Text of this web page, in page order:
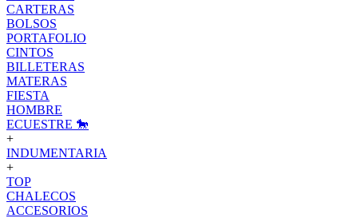
CARTERAS
BOLSOS
PORTAFOLIO
CINTOS
BILLETERAS
MATERAS
FIESTA
HOMBRE
ECUESTRE 🐎
+
INDUMENTARIA
+
TOP
CHALECOS
ACCESORIOS